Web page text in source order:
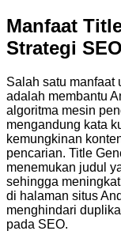
Manfaat
Strategi SEO
Salah satu manfaat
adalah membantu
algoritma mesin
mengandung kata
kemungkinan
pencarian. Title
menemukan judul
sehingga
di halaman situs
menghindari
pada SEO.